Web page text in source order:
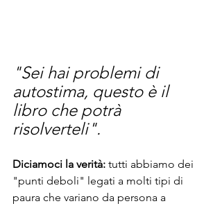
"Sei hai problemi di
autostima, questo è il
libro che potrà
risolverteli".
Diciamoci la verità: tutti abbiamo dei
"punti deboli" legati a molti tipi di
paura che variano da persona a